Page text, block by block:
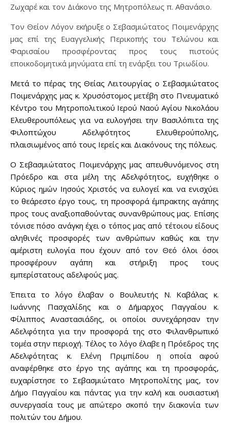
Ζωχαρέ και τον Διάκονο της Μητροπόλεως π. Αθανάσιο.
Τον Θείον Λόγον εκήρυξε ο Σεβασμιώτατος Ποιμενάρχης
μας επί της Ευαγγελικής Περικοπής του Τελώνου και
Φαρισαίου προσφέροντας προς τους πιστούς
εποικοδομητικά μηνύματα επί τη ενάρξει του Τριωδίου.
Μετά το πέρας της Θείας Λειτουργίας ο Σεβασμιώτατος
Ποιμενάρχης μας κ. Χρυσόστομος μετέβη στο Πνευματικό
Κέντρο του Μητροπολιτικού Ιερού Ναού Αγίου Νικολάου
Ελευθερουπόλεως για να ευλογήσει την Βασιλόπιτα της
Φιλοπτώχου Αδελφότητος Ελευθερούπολης,
πλαισιωμένος από τους Ιερείς και Διακόνους της πόλεως.
Ο Σεβασμιώτατος Ποιμενάρχης μας απευθυνόμενος στη
Πρόεδρο και στα μέλη της Αδελφότητος, ευχήθηκε ο
Κύριος ημών Ιησούς Χριστός να ευλογεί και να ενισχύει
το θεάρεστο έργο τους, τη προσφορά έμπρακτης αγάπης
προς τους αναξιοπαθούντας συνανθρώπους μας. Επίσης
τόνισε πόσο ανάγκη έχει ο τόπος μας από τέτοιου είδους
αληθινές προσφορές των ανθρώπων καθώς και την
αμέριστη ευλογία που έχουν από τον Θεό όλοι όσοι
προσφέρουν αγάπη και στήριξη προς τους
εμπερίστατους αδελφούς μας.
Έπειτα το λόγο έλαβαν ο Βουλευτής Ν. Καβάλας κ.
Ιωάννης Πασχαλίδης και ο Δήμαρχος Παγγαίου κ.
Φίλιππος Αναστασιάδης, οι οποίοι συνεχάρησαν την
Αδελφότητα για την προσφορά της στο Φιλανθρωπικό
τομέα στην περιοχή. Τέλος το λόγο έλαβε η Πρόεδρος της
Αδελφότητας κ. Ελένη Πριμπίδου η οποία αφού
αναφέρθηκε στο έργο της αγάπης και τη προσφοράς,
ευχαρίστησε το Σεβασμιώτατο Μητροπολίτης μας, τον
Δήμο Παγγαίου και πάντας για την καλή και ουσιαστική
συνεργασία τους με απώτερο σκοπό την διακονία των
πολιτών του Δήμου.